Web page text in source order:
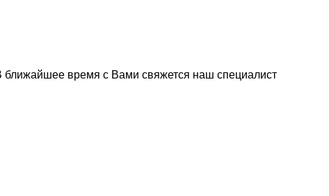
время с Вами свяжется наш специалист